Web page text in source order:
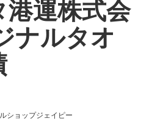
港運株式会
ナルタオ
ショップジェイピー